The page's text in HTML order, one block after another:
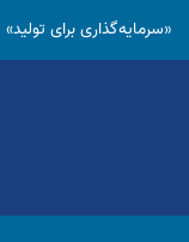
«سرمایه‌گذاری برای تولید»